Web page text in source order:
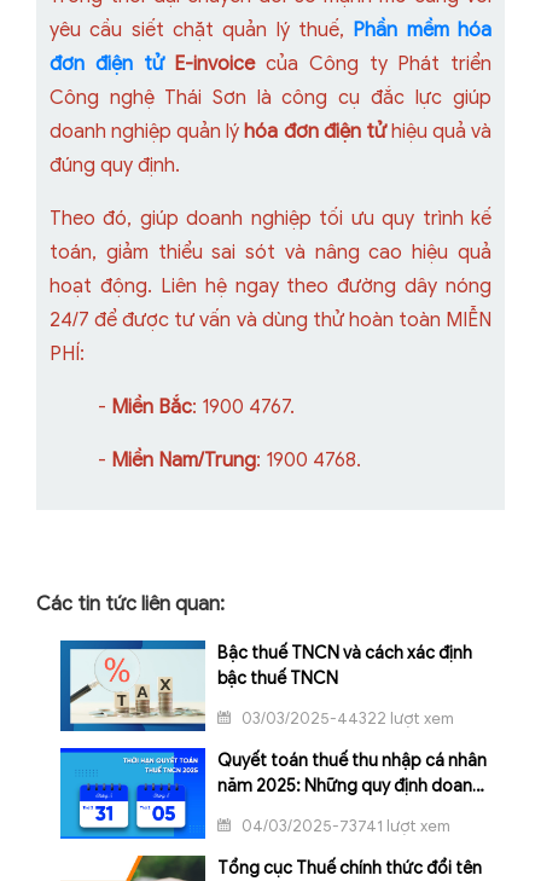
yêu cầu siết chặt quản lý thuế, Phần mềm hóa
đơn điện tửE-invoicecủa Công ty Phát triển
Công nghệ Thái Sơn là công cụ đắc lực giúp
doanh nghiệp quản lý hóa đơn điện tửhiệu quả và
đúng quy định.
Theo đó, giúp doanh nghiệp tối ưu quy trình kế
toán, giảm thiểu sai sót và nâng cao hiệu quả
hoạt động. Liên hệ ngay theo đường dây nóng
24/7 để được tư vấn và dùng thử hoàn toàn MIỄN
PHÍ:
- Miền Bắc: 1900 4767.
- Miền Nam/Trung: 1900 4768.
Các tin tức liên quan:
Bậc thuế TNCN và cách xác định
bậc thuế TNCN
03/03/2025-44322 lượt xem
Quyết toán thuế thu nhập cá nhân
năm 2025: Những quy định doanh
04/03/2025-73741 lượt xem
Tổng cục Thuế chính thức đổi tên